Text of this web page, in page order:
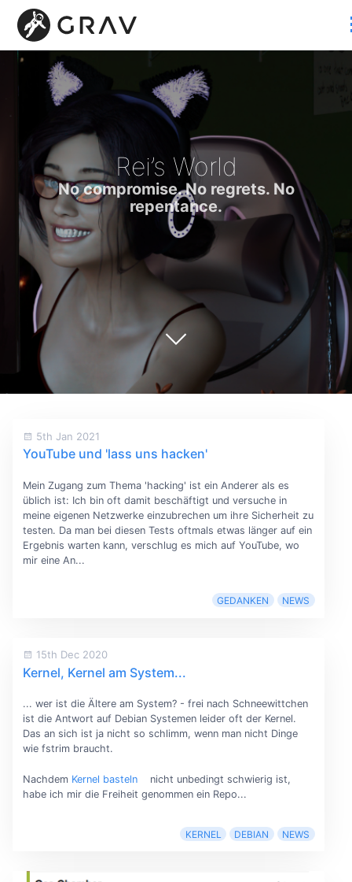
Rei’s World
No compromise. No regrets. No
repentance.
5th Jan 2021
YouTube und 'lass uns hacken'
Mein Zugang zum Thema 'hacking' ist ein Anderer als es
üblich ist: Ich bin oft damit beschäftigt und versuche in
meine eigenen Netzwerke einzubrechen um ihre Sicherheit zu
testen. Da man bei diesen Tests oftmals etwas länger auf ein
Ergebnis warten kann, verschlug es mich auf YouTube, wo
mir eine An...
GEDANKEN NEWS
15th Dec 2020
Kernel, Kernel am System...
... wer ist die Ältere am System? - frei nach Schneewittchen
ist die Antwort auf Debian Systemen leider oft der Kernel.
Das an sich ist ja nicht so schlimm, wenn man nicht Dinge
wie fstrim braucht.
Nachdem Kernel basteln
nicht unbedingt schwierig ist,
habe ich mir die Freiheit genommen ein Repo...
KERNEL DEBIAN NEWS